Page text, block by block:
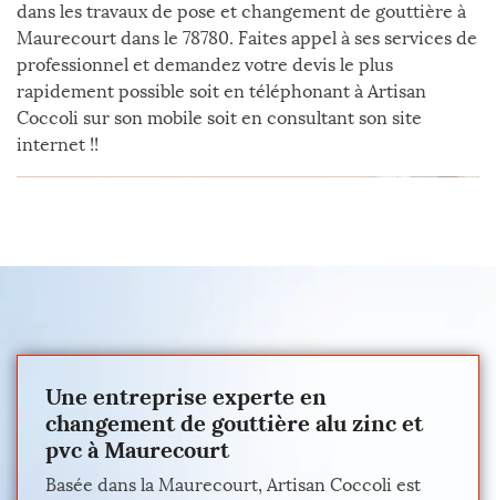
dans les travaux de pose et changement de gouttière à
Maurecourt dans le 78780. Faites appel à ses services de
professionnel et demandez votre devis le plus
rapidement possible soit en téléphonant à Artisan
Coccoli sur son mobile soit en consultant son site
internet !!
Une entreprise experte en
changement de gouttière alu zinc et
pvc à Maurecourt
Basée dans la Maurecourt, Artisan Coccoli est